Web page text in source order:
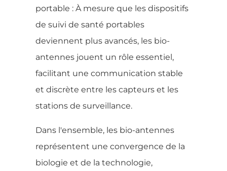
portable : À mesure que les dispositifs
de suivi de santé portables
deviennent plus avancés, les bio-
antennes jouent un rôle essentiel,
facilitant une communication stable
et discrète entre les capteurs et les
stations de surveillance.
Dans l'ensemble, les bio-antennes
représentent une convergence de la
biologie et de la technologie,